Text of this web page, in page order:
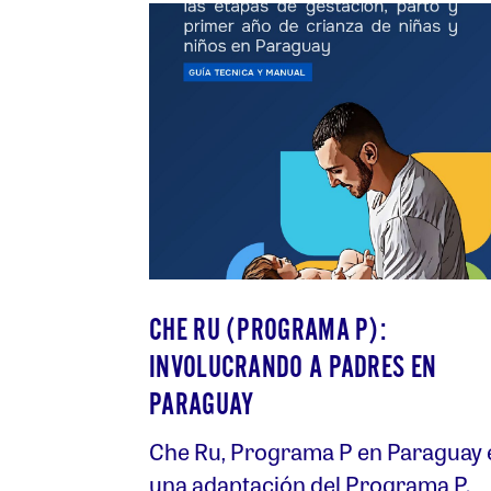
CHE RU (PROGRAMA P):
INVOLUCRANDO A PADRES EN
PARAGUAY
Che Ru, Programa P en Paraguay
una adaptación del Programa P.